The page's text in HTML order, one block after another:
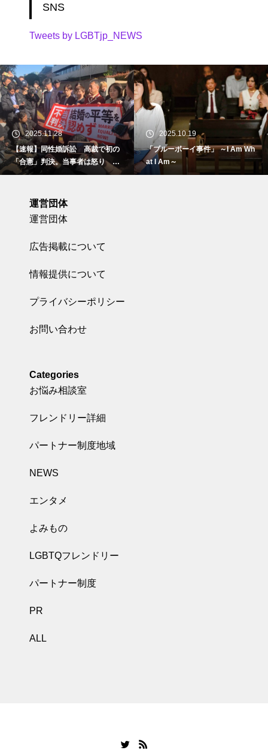
SNS
Tweets by LGBTjp_NEWS
2025.11.28
【速報】同性婚訴訟 高裁で初の
「合憲」判決。当事者は怒り 東
京地裁で
2025.10.19
「ブルーボーイ事件」 ～I Am Wh
at I Am～
運営団体
運営団体
広告掲載について
情報提供について
プライバシーポリシー
お問い合わせ
Categories
お悩み相談室
フレンドリー詳細
パートナー制度地域
NEWS
エンタメ
よみもの
LGBTQフレンドリー
パートナー制度
PR
ALL